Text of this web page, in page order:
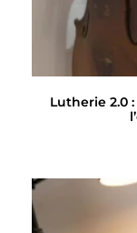
Lutherie 2.0